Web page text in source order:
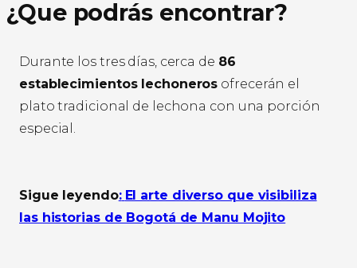
¿Que podrás encontrar?
Durante los tres días, cerca de 86
establecimientos lechoneros ofrecerán el
plato tradicional de lechona con una porción
especial.
Sigue leyendo: El arte diverso que visibiliza
las historias de Bogotá de Manu Mojito